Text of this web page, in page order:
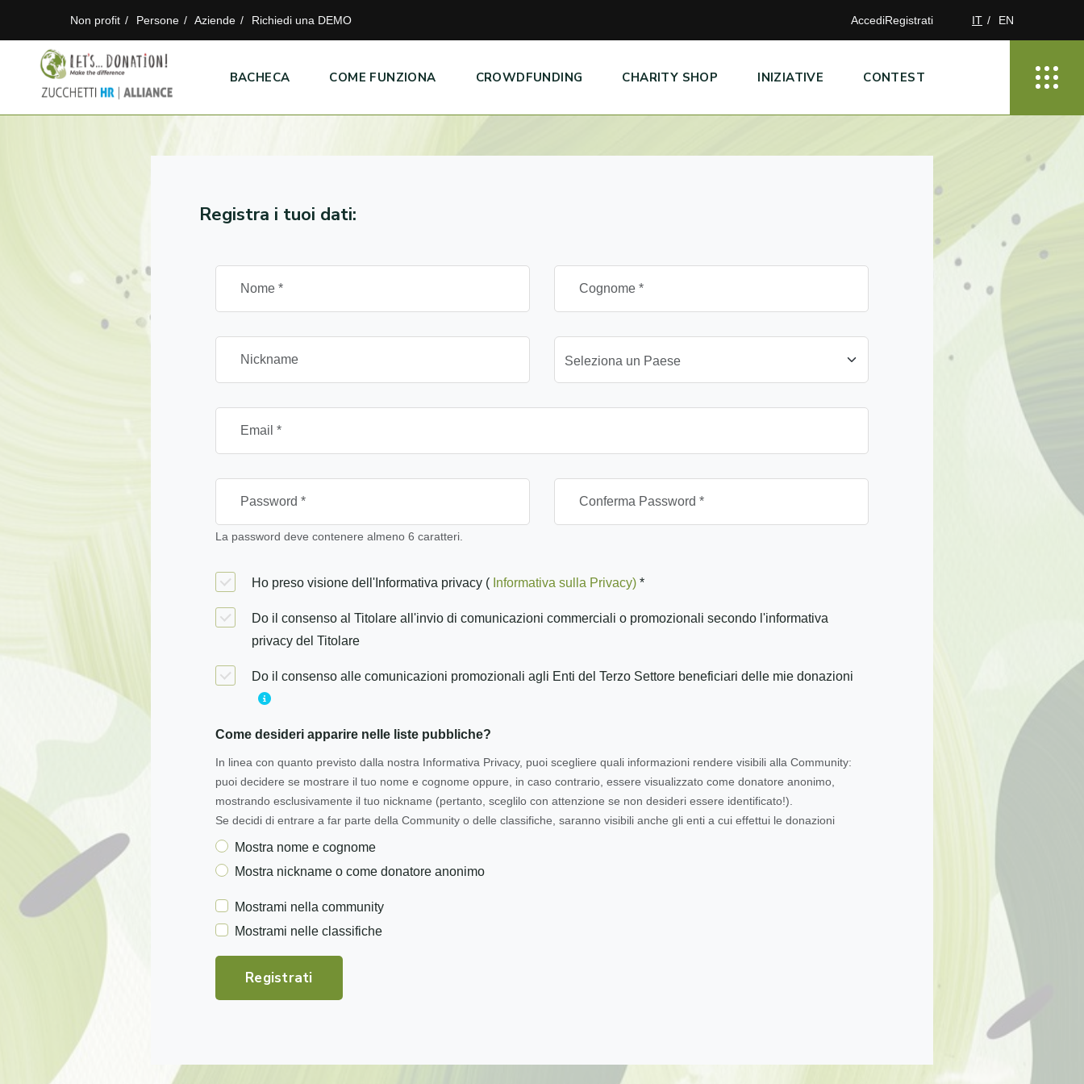
Non profit Persone Aziende Richiedi una DEMO AccediRegistrati IT EN
BACHECA COME FUNZIONA CROWDFUNDING CHARITY SHOP INIZIATIVE CONTEST
Registra i tuoi dati:
Seleziona un Paese
La password deve contenere almeno 6 caratteri.
Ho preso visione dell'Informativa privacy ( Informativa sulla Privacy) *
Do il consenso al Titolare all'invio di comunicazioni commerciali o promozionali secondo l'informativa
privacy del Titolare
Do il consenso alle comunicazioni promozionali agli Enti del Terzo Settore beneficiari delle mie donazioni
Come desideri apparire nelle liste pubbliche?
In linea con quanto previsto dalla nostra Informativa Privacy, puoi scegliere quali informazioni rendere visibili alla Community:
puoi decidere se mostrare il tuo nome e cognome oppure, in caso contrario, essere visualizzato come donatore anonimo,
mostrando esclusivamente il tuo nickname (pertanto, sceglilo con attenzione se non desideri essere identificato!).
Se decidi di entrare a far parte della Community o delle classifiche, saranno visibili anche gli enti a cui effettui le donazioni
Mostra nome e cognome
Mostra nickname o come donatore anonimo
Mostrami nella community
Mostrami nelle classifiche
Registrati